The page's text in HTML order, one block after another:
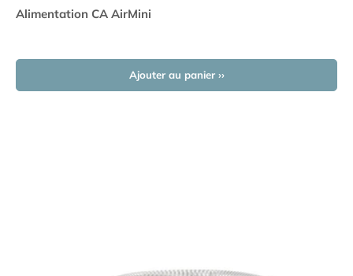
Alimentation CA AirMini
Ajouter au panier ››